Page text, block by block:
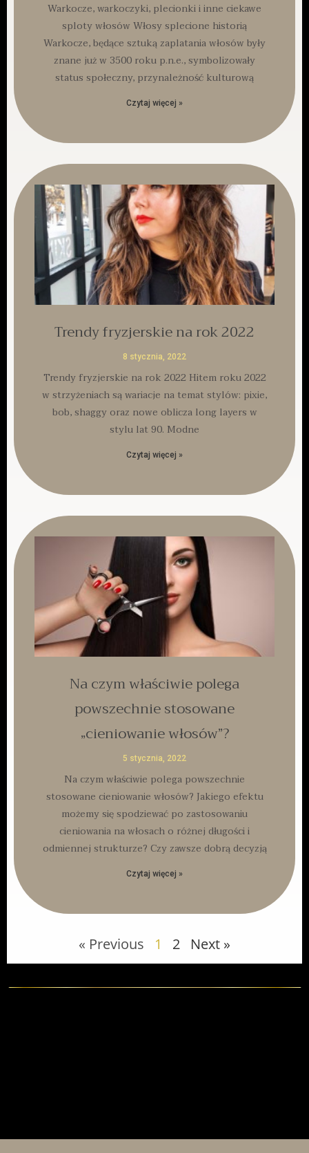
Warkocze, warkoczyki, plecionki i inne ciekawe
sploty włosów Włosy splecione historią
Warkocze, będące sztuką zaplatania włosów były
znane już w 3500 roku p.n.e., symbolizowały
status społeczny, przynależność kulturową
Czytaj więcej »
Trendy fryzjerskie na rok 2022
8 stycznia, 2022
Trendy fryzjerskie na rok 2022 Hitem roku 2022
w strzyżeniach są wariacje na temat stylów: pixie,
bob, shaggy oraz nowe oblicza long layers w
stylu lat 90. Modne
Czytaj więcej »
Na czym właściwie polega
powszechnie stosowane
„cieniowanie włosów”?
5 stycznia, 2022
Na czym właściwie polega powszechnie
stosowane cieniowanie włosów? Jakiego efektu
możemy się spodziewać po zastosowaniu
cieniowania na włosach o różnej długości i
odmiennej strukturze? Czy zawsze dobrą decyzją
Czytaj więcej »
« Previous 1 2 Next »